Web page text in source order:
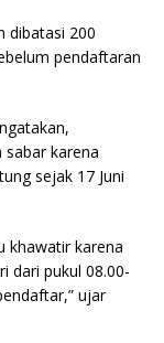
dibatasi 200
pendaftaran
karena
sejak 17 Juni
khawatir karena
dari pukul 08.00-
ujar